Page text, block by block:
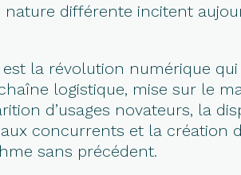
différente incitent
est la révolution numérique
logistique, mise sur le
d’usages novateurs, la
concurrents et la création
sans précédent.